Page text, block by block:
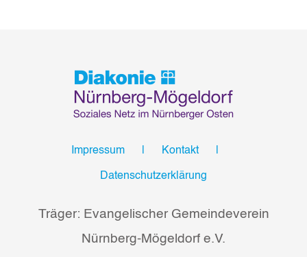
Impressum Kontakt
Datenschutzerklärung
Träger: Evangelischer Gemeindeverein
Nürnberg-Mögeldorf e.V.